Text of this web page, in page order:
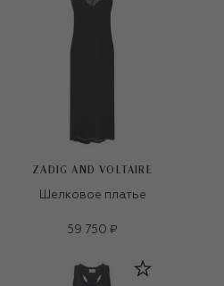
ZADIG AND VOLTAIRE
Шелковое платье
59 750 ₽